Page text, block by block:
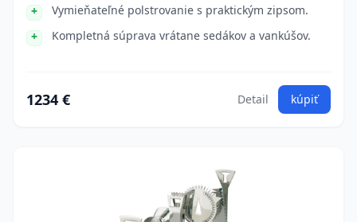
Vymieňateľné polstrovanie s praktickým zipsom.
Kompletná súprava vrátane sedákov a vankúšov.
1234 € Detail kúpiť